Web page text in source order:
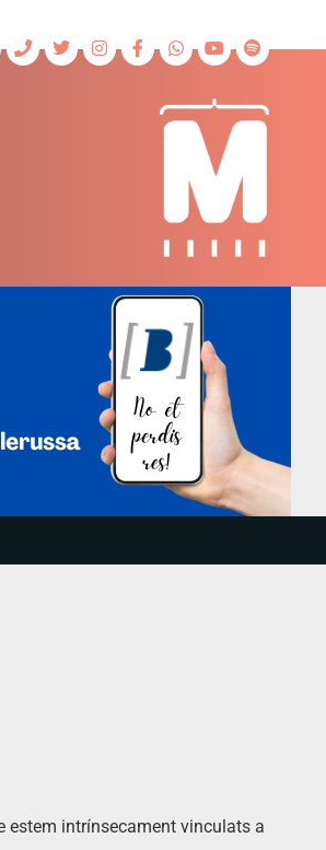
estem intrínsecament vinculats a